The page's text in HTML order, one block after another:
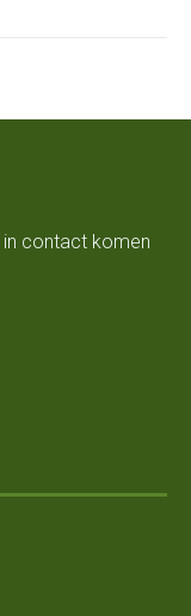
contact komen